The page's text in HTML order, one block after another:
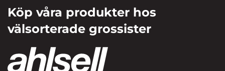
Köp våra produkter hos
välsorterade grossister